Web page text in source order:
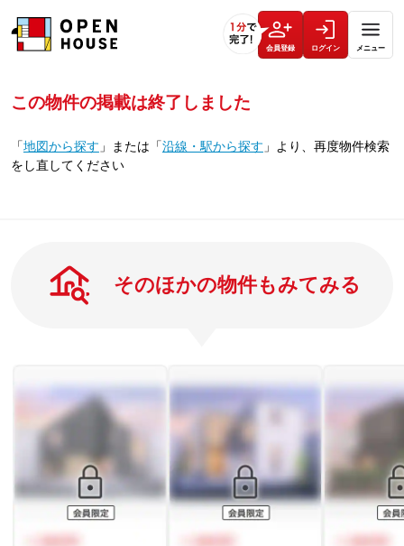
会員登録 ログイン メニュー
この物件の掲載は終了しました
「地図から探す 」 または 「沿線・駅から探す 」 より、再度物件検索
をし直してください
そのほかの物件もみてみる